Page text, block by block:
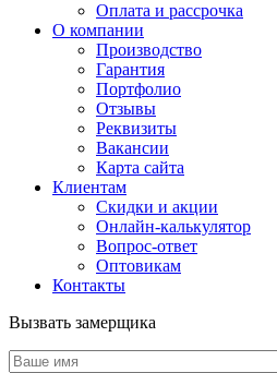
Оплата и рассрочка
О компании
Производство
Гарантия
Портфолио
Отзывы
Реквизиты
Вакансии
Карта сайта
Клиентам
Скидки и акции
Онлайн-калькулятор
Вопрос-ответ
Оптовикам
Контакты
Вызвать замерщика